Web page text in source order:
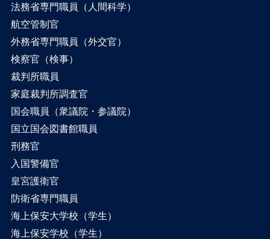
法務省専門職員（人間科学）
航空管制官
外務省専門職員（外交官）
検察官（検事）
裁判所職員
家庭裁判所調査官
国会職員（衆議院・参議院）
国立国会図書館職員
刑務官
入国警備官
皇宮護衛官
防衛省専門職員
海上保安大学校（学生）
海上保安学校（学生）